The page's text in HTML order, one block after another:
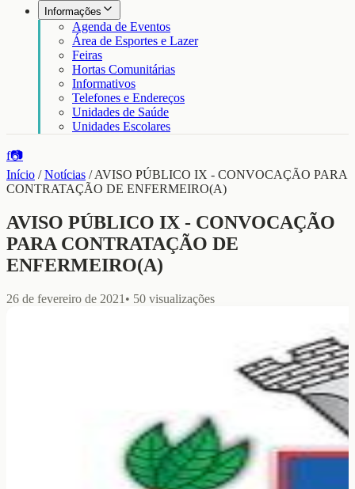
Informações
Agenda de Eventos
Área de Esportes e Lazer
Feiras
Hortas Comunitárias
Informativos
Telefones e Endereços
Unidades de Saúde
Unidades Escolares
f📷
Início /Notícias /AVISO PÚBLICO IX - CONVOCAÇÃO PARA
CONTRATAÇÃO DE ENFERMEIRO(A)
AVISO PÚBLICO IX - CONVOCAÇÃO
PARA CONTRATAÇÃO DE
ENFERMEIRO(A)
26 de fevereiro de 2021 • 50 visualizações